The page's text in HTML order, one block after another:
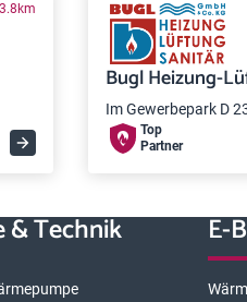
Bugl Heizung-
Im Gewerbepark D
Top
Partner
& Technik E-